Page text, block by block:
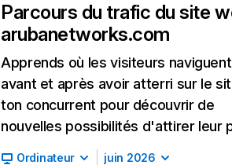
Parcours du trafic du site
arubanetworks.com
Apprends où les visiteurs naviguent
avant et après avoir atterri sur le
ton concurrent pour découvrir de
nouvelles possibilités d'attirer leur
Ordinateur juin 2026